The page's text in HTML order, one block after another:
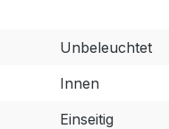
Unbeleuchtet
Innen
Einseitig